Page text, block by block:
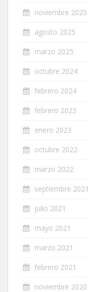
noviembre 2025
agosto 2025
marzo 2025
octubre 2024
febrero 2024
febrero 2023
enero 2023
octubre 2022
marzo 2022
septiembre 2021
julio 2021
mayo 2021
marzo 2021
febrero 2021
noviembre 2020